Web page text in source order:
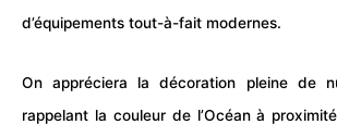
d’équipements tout-à-fait modernes.
On appréciera la décoration pleine de
rappelant la couleur de l’Océan à